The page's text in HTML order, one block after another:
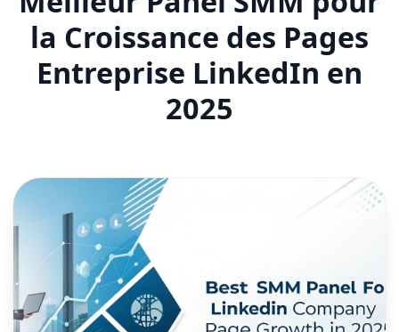
la Croissance des Pages
Entreprise LinkedIn en
2025